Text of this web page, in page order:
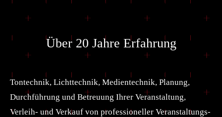
Über 20 Jahre Erfahrung
Tontechnik, Lichttechnik, Medientechnik, Planung,
Durchführung und Betreuung Ihrer Veranstaltung,
Verleih- und Verkauf von professioneller Veranstaltungs-